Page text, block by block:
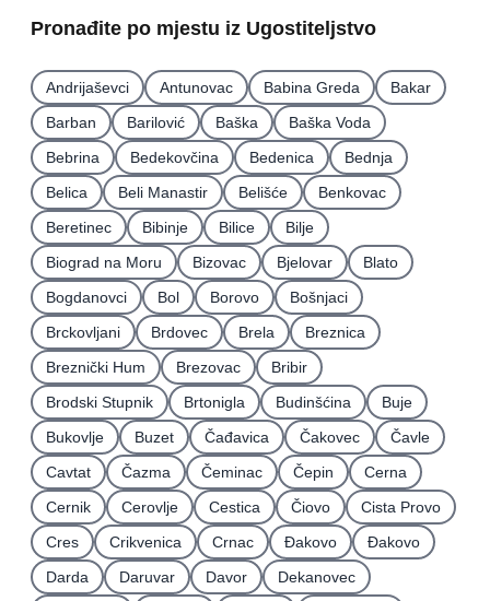
Pronađite po mjestu iz Ugostiteljstvo
Andrijaševci Antunovac Babina Greda
Bakar
Barban
Barilović Baška
Baška Voda
Bebrina
Bedekovčina Bedenica
Bednja
Belica
Beli Manastir Belišće
Benkovac
Beretinec
Bibinje Bilice
Bilje
Biograd na Moru
Bizovac Bjelovar
Blato
Bogdanovci
Bol Borovo
Bošnjaci
Brckovljani
Brdovec Brela
Breznica
Breznički Hum
Brezovac
Bribir
Brodski Stupnik
Brtonigla Budinšćina
Buje
Bukovlje
Buzet Čađavica Čakovec
Čavle
Cavtat
Čazma Čeminac Čepin
Cerna
Cernik
Cerovlje Cestica Čiovo
Cista Provo
Cres
Crikvenica Crnac Đakovo
Ðakovo
Darda
Daruvar Davor
Dekanovec